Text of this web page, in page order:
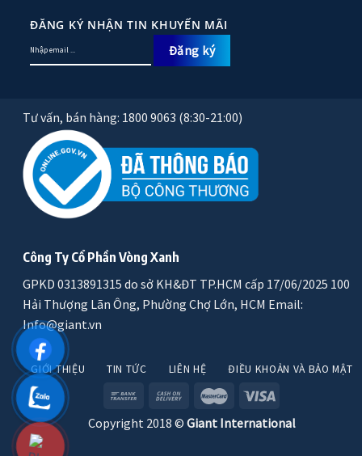
ĐĂNG KÝ NHẬN TIN KHUYẾN MÃI
Tư vấn, bán hàng: 1800 9063 (8:30-21:00)
Công Ty Cổ Phần Vòng Xanh
GPKD 0313891315 do sở KH&ĐT TP.HCM cấp 17/06/2025 100
Hải Thượng Lãn Ông, Phường Chợ Lớn, HCM Email:
Info@giant.vn
GIỚI THIỆU TIN TỨC LIÊN HỆ ĐIỀU KHOẢN VÀ BẢO MẬT
Copyright 2018 © Giant International